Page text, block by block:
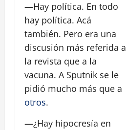
—Hay política. En todo
hay política. Acá
también. Pero era una
discusión más referida a
la revista que a la
vacuna. A Sputnik se le
pidió mucho más que a
otros.
—¿Hay hipocresía en